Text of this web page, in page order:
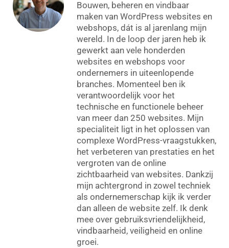
Bouwen, beheren en vindbaar
maken van WordPress websites en
webshops, dát is al jarenlang mijn
wereld. In de loop der jaren heb ik
gewerkt aan vele honderden
websites en webshops voor
ondernemers in uiteenlopende
branches. Momenteel ben ik
verantwoordelijk voor het
technische en functionele beheer
van meer dan 250 websites. Mijn
specialiteit ligt in het oplossen van
complexe WordPress-vraagstukken,
het verbeteren van prestaties en het
vergroten van de online
zichtbaarheid van websites. Dankzij
mijn achtergrond in zowel techniek
als ondernemerschap kijk ik verder
dan alleen de website zelf. Ik denk
mee over gebruiksvriendelijkheid,
vindbaarheid, veiligheid en online
groei.